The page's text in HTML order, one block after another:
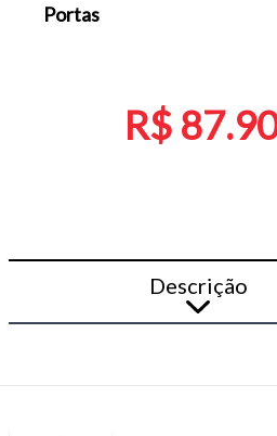
Portas
R$
Descrição